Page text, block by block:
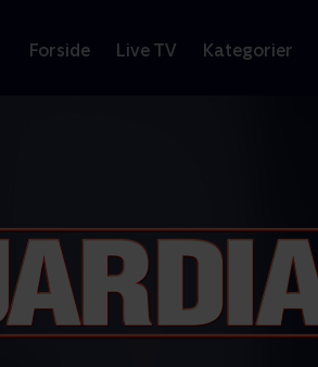
Forside Live TV Kategorier